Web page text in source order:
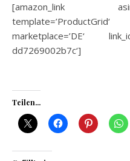
[amazon_link
marketplace=’DE‘
dd7269002b7c‘]
Teilen...